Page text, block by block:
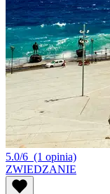
5.0/6 (1 opinia)
ZWIEDZANIE